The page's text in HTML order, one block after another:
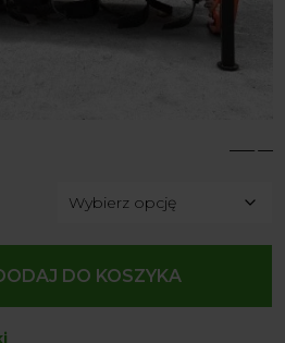
5
DO KOSZYKA